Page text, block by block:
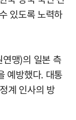
있도록 노력하
맹)의 일본 측
예방했다. 대통
계 인사의 방